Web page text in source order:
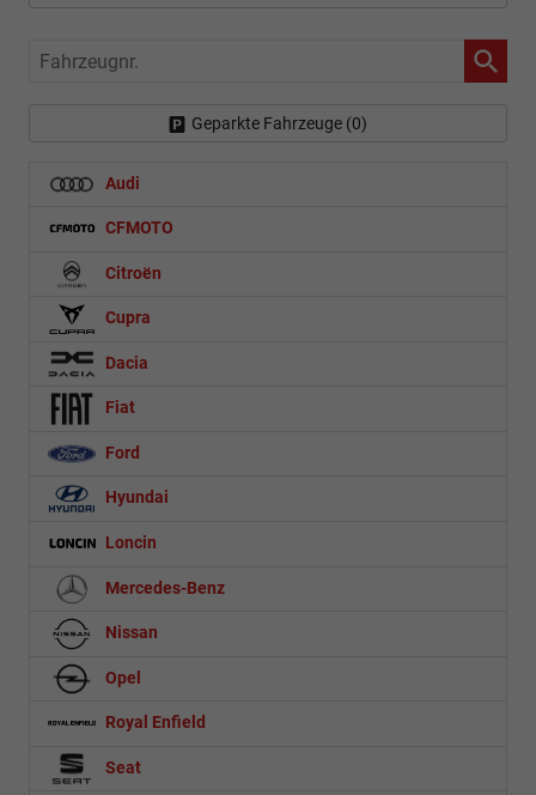
Fahrzeugnr.
Geparkte Fahrzeuge (0)
Audi
CFMOTO
Citroën
Cupra
Dacia
Fiat
Ford
Hyundai
Loncin
Mercedes-Benz
Nissan
Opel
Royal Enfield
Seat